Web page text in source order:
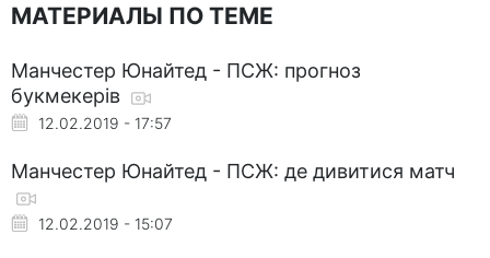
МАТЕРИАЛЫ ПО ТЕМЕ
Манчестер Юнайтед - ПСЖ: прогноз
букмекерів
12.02.2019 - 17:57
Манчестер Юнайтед - ПСЖ: де дивитися матч
12.02.2019 - 15:07